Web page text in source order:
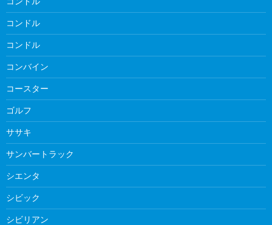
コンドル
コンドル
コンバイン
コースター
ゴルフ
ササキ
サンバートラック
シエンタ
シビック
シビリアン